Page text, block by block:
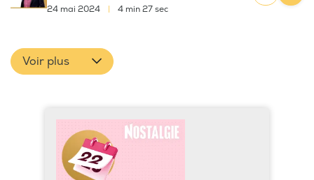
24 mai 2024 4 min 27 sec
Voir plus